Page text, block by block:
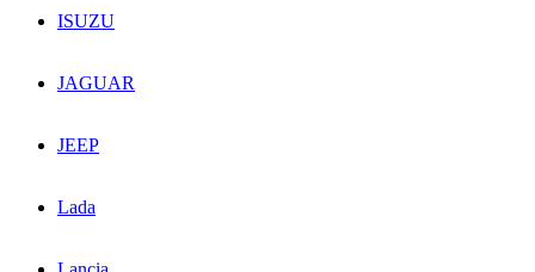
ISUZU
JAGUAR
JEEP
Lada